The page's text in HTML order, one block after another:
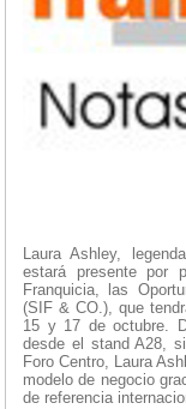
Laura Ashley,
estará presente por
Franquicia, las
(SIF & CO.), que
15 y 17 de octubre.
desde el stand A28,
Foro Centro, Laura
modelo de negocio
de referencia